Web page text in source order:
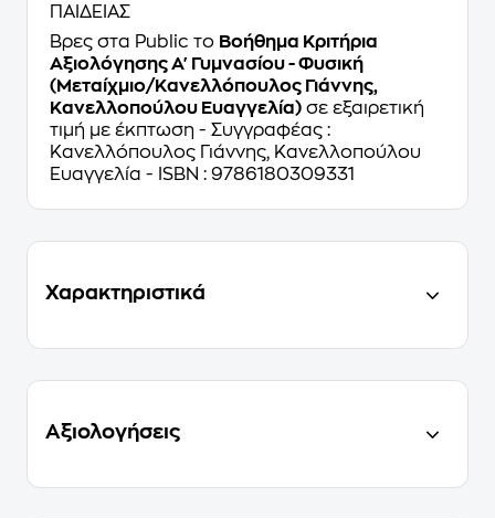
ΠΑΙΔΕΙΑΣ
Βρες στα Public το Βοήθημα Κριτήρια
Αξιολόγησης Α' Γυμνασίου - Φυσική
(Μεταίχμιο/Κανελλόπουλος Γιάννης,
Κανελλοπούλου Ευαγγελία) σε εξαιρετική
τιμή με έκπτωση - Συγγραφέας :
Κανελλόπουλος Γιάννης, Κανελλοπούλου
Ευαγγελία - ISBN : 9786180309331
Χαρακτηριστικά
Αξιολογήσεις